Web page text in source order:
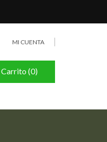
MI CUENTA
Carrito (0)